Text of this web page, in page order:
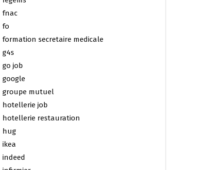
fnac
fo
formation secretaire medicale
g4s
go job
google
groupe mutuel
hotellerie job
hotellerie restauration
hug
ikea
indeed